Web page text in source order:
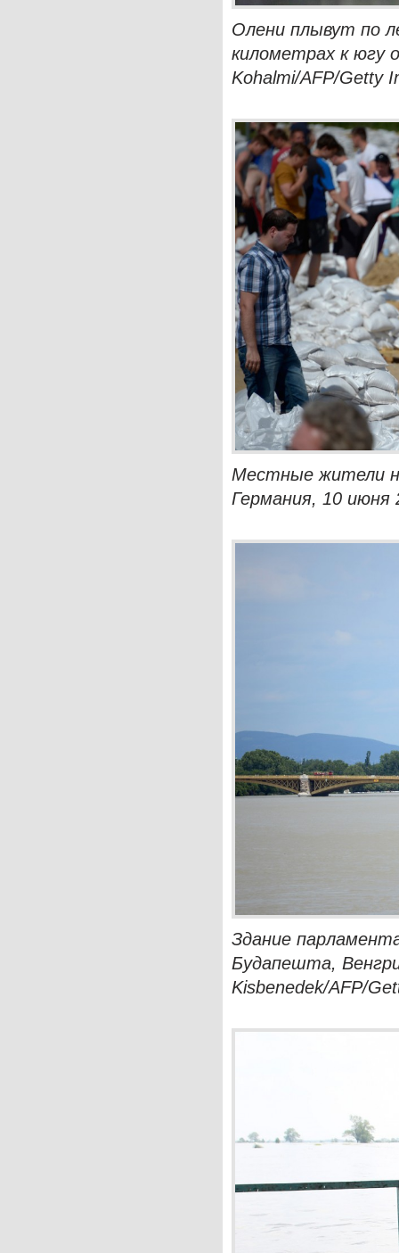
Олени плывут по
километрах к югу
Kohalmi/AFP/Getty
Местные жители
Германия, 10 июня
Здание
Будапешта,
Kisbenedek/AFP/